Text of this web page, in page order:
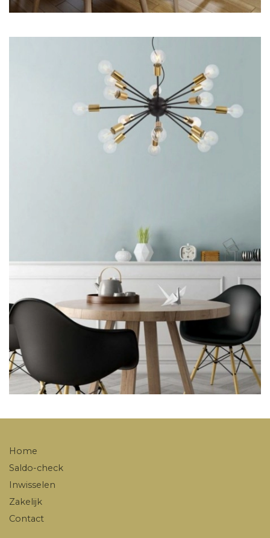
Home
Saldo-check
Inwisselen
Zakelijk
Contact